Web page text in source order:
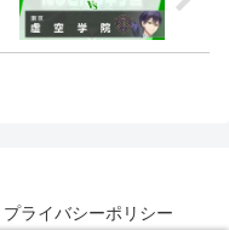
プライバシーポリシー